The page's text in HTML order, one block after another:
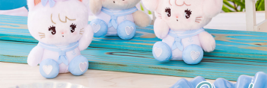
CAPSULE TOY 公式 Instagram
プライバシーポリシー